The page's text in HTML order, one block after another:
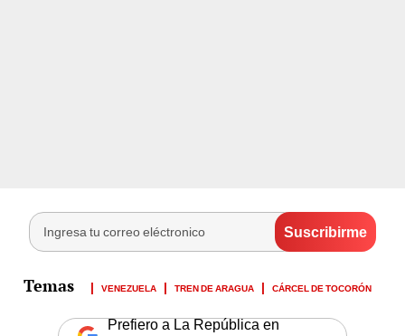
VENEZUELA TREN DE ARAGUA CÁRCEL DE TOCORÓN
Prefiero a La República en